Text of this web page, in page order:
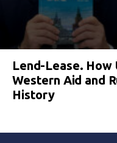
Lend-Lease. How
Western Aid and
History